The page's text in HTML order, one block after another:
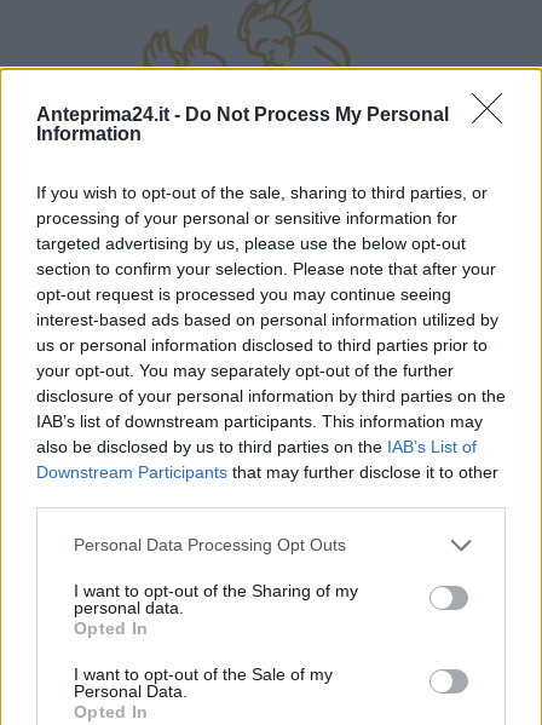
Anteprima24.it - Do Not Process My Personal
Information
If you wish to opt-out of the sale, sharing to third parties, or
processing of your personal or sensitive information for
targeted advertising by us, please use the below opt-out
section to confirm your selection. Please note that after your
opt-out request is processed you may continue seeing
interest-based ads based on personal information utilized by
us or personal information disclosed to third parties prior to
your opt-out. You may separately opt-out of the further
disclosure of your personal information by third parties on the
IAB’s list of downstream participants. This information may
also be disclosed by us to third parties on the IAB’s List of
Downstream Participants that may further disclose it to other
Please note that this website/app uses one or more Google
not limited to your visit or usage behaviour. You may click to
grant or deny consent to Google and its third-party tags to
use your data for below specified purposes in below Google
consent section.
Personal Data Processing Opt Outs
I want to opt-out of the Sharing of my
personal data.
Opted In
I want to opt-out of the Sale of my
Personal Data.
Opted In